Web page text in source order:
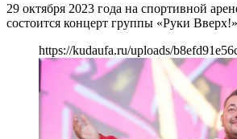
29 октября 2023 года на спортивной
состоится концерт группы «Руки
https://kudaufa.ru/uploads/